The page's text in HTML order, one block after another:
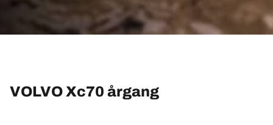
VOLVO Xc70 årgang